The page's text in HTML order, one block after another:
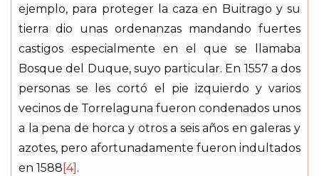
ejemplo, para proteger la caza en Buitrago y su
tierra dio unas ordenanzas mandando fuertes
castigos especialmente en el que se llamaba
Bosque del Duque, suyo particular. En 1557 a dos
personas se les cortó el pie izquierdo y varios
vecinos de Torrelaguna fueron condenados unos
a la pena de horca y otros a seis años en galeras y
azotes, pero afortunadamente fueron indultados
en 1588 [4] .